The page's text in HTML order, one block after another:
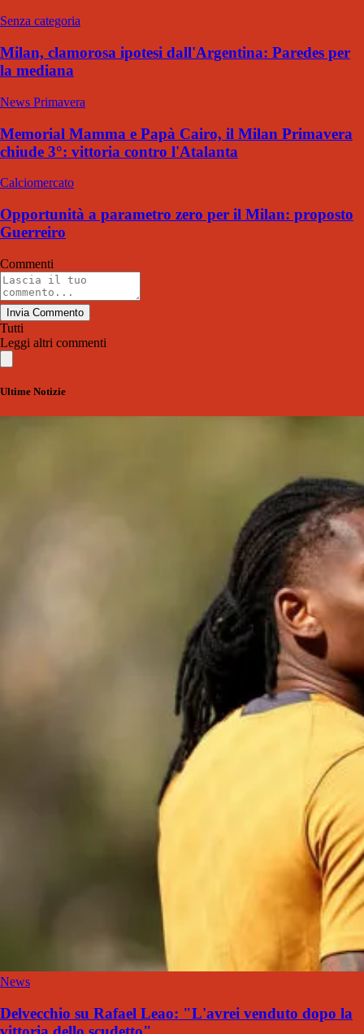
Senza categoria
Milan, clamorosa ipotesi dall'Argentina: Paredes per
la mediana
News Primavera
Memorial Mamma e Papà Cairo, il Milan Primavera
chiude 3°: vittoria contro l'Atalanta
Calciomercato
Opportunità a parametro zero per il Milan: proposto
Guerreiro
Commenti
Invia Commento
Tutti
Leggi altri commenti
Ultime Notizie
News
Delvecchio su Rafael Leao: "L'avrei venduto dopo la